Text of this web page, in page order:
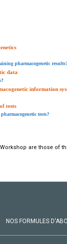
pharmacogenetic
data
information
tests
tests?
are those of
NOS FORMULES